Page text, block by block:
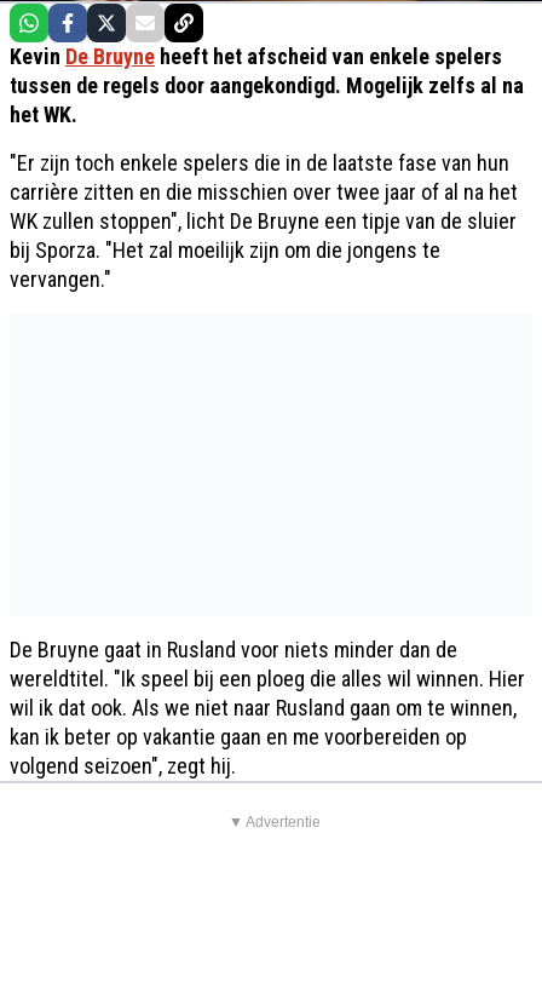
Kevin De Bruyne heeft het afscheid van enkele spelers
tussen de regels door aangekondigd. Mogelijk zelfs al na
het WK.
"Er zijn toch enkele spelers die in de laatste fase van hun
carrière zitten en die misschien over twee jaar of al na het
WK zullen stoppen", licht De Bruyne een tipje van de sluier
bij Sporza. "Het zal moeilijk zijn om die jongens te
vervangen."
De Bruyne gaat in Rusland voor niets minder dan de
wereldtitel. "Ik speel bij een ploeg die alles wil winnen. Hier
wil ik dat ook. Als we niet naar Rusland gaan om te winnen,
kan ik beter op vakantie gaan en me voorbereiden op
volgend seizoen", zegt hij.
▼ Advertentie